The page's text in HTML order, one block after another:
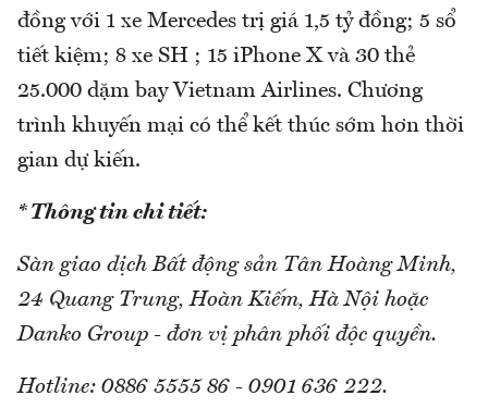
đồng với 1 xe Mercedes trị giá 1,5 tỷ đồng; 5 sổ
tiết kiệm; 8 xe SH ; 15 iPhone X và 30 thẻ
25.000 dặm bay Vietnam Airlines. Chương
trình khuyến mại có thể kết thúc sớm hơn thời
gian dự kiến.
* Thông tin chi tiết:
Sàn giao dịch Bất động sản Tân Hoàng Minh,
24 Quang Trung, Hoàn Kiếm, Hà Nội hoặc
Danko Group - đơn vị phân phối độc quyền.
Hotline: 0886 5555 86 - 0901 636 222.